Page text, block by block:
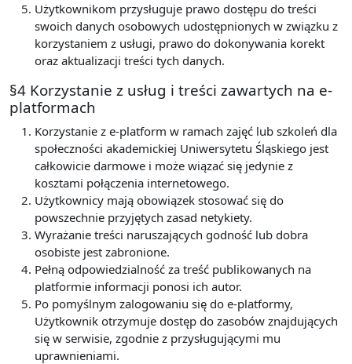
Użytkownikom przysługuje prawo dostępu do treści
swoich danych osobowych udostępnionych w związku z
korzystaniem z usługi, prawo do dokonywania korekt
oraz aktualizacji treści tych danych.
§4 Korzystanie z usług i treści zawartych na e-
platformach
Korzystanie z e-platform w ramach zajęć lub szkoleń dla
społeczności akademickiej Uniwersytetu Śląskiego jest
całkowicie darmowe i może wiązać się jedynie z
kosztami połączenia internetowego.
Użytkownicy mają obowiązek stosować się do
powszechnie przyjętych zasad netykiety.
Wyrażanie treści naruszających godność lub dobra
osobiste jest zabronione.
Pełną odpowiedzialność za treść publikowanych na
platformie informacji ponosi ich autor.
Po pomyślnym zalogowaniu się do e-platformy,
Użytkownik otrzymuje dostęp do zasobów znajdujących
się w serwisie, zgodnie z przysługującymi mu
uprawnieniami.